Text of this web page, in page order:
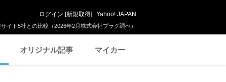
イト5社との比較（2026年2月株式会社プラグ調べ）
ログイン [新規取得] Yahoo! JAPAN
オリジナル記事 マイカー